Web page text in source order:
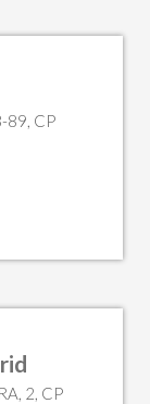
89, CP
2, CP